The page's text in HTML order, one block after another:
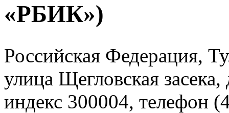
«РБИК»)
Российская Федерация,
улица Щегловская
индекс 300004, телефон